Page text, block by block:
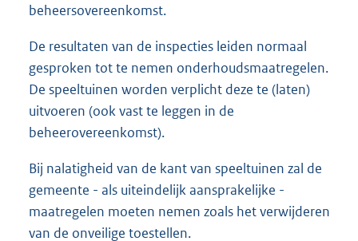
beheersovereenkomst.
De resultaten van de inspecties leiden normaal
gesproken tot te nemen onderhoudsmaatregelen.
De speeltuinen worden verplicht deze te (laten)
uitvoeren (ook vast te leggen in de
beheerovereenkomst).
Bij nalatigheid van de kant van speeltuinen zal de
gemeente - als uiteindelijk aansprakelijke -
maatregelen moeten nemen zoals het verwijderen
van de onveilige toestellen.